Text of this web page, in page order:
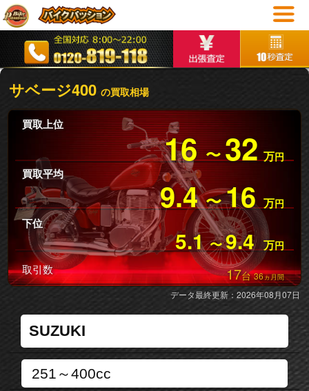
サベージ400 の買取相場
買取上位
16 〜32 万円
買取平均
9.4 〜16 万円
下位
5.1 〜9.4 万円
取引数 17台36ヵ月間
データ最終更新：2026年08月07日